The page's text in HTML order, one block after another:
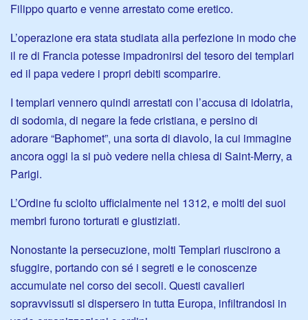
Filippo quarto e venne arrestato come eretico.
L’operazione era stata studiata alla perfezione in modo che
il re di Francia potesse impadronirsi del tesoro dei templari
ed il papa vedere i propri debiti scomparire.
I templari vennero quindi arrestati con l’accusa di idolatria,
di sodomia, di negare la fede cristiana, e persino di
adorare “Baphomet”, una sorta di diavolo, la cui immagine
ancora oggi la si può vedere nella chiesa di Saint-Merry, a
Parigi.
L’Ordine fu sciolto ufficialmente nel 1312, e molti dei suoi
membri furono torturati e giustiziati.
Nonostante la persecuzione, molti Templari riuscirono a
sfuggire, portando con sé i segreti e le conoscenze
accumulate nel corso dei secoli. Questi cavalieri
sopravvissuti si dispersero in tutta Europa, infiltrandosi in